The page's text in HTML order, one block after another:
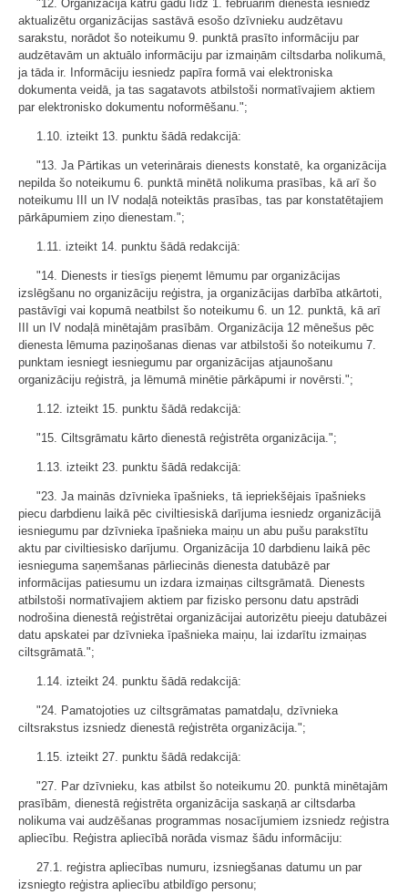
"12. Organizācija katru gadu līdz 1. februārim dienestā iesniedz
aktualizētu organizācijas sastāvā esošo dzīvnieku audzētavu
sarakstu, norādot šo noteikumu 9. punktā prasīto informāciju par
audzētavām un aktuālo informāciju par izmaiņām ciltsdarba nolikumā,
ja tāda ir. Informāciju iesniedz papīra formā vai elektroniska
dokumenta veidā, ja tas sagatavots atbilstoši normatīvajiem aktiem
par elektronisko dokumentu noformēšanu.";
1.10. izteikt 13. punktu šādā redakcijā:
"13. Ja Pārtikas un veterinārais dienests konstatē, ka organizācija
nepilda šo noteikumu 6. punktā minētā nolikuma prasības, kā arī šo
noteikumu III un IV nodaļā noteiktās prasības, tas par konstatētajiem
pārkāpumiem ziņo dienestam.";
1.11. izteikt 14. punktu šādā redakcijā:
"14. Dienests ir tiesīgs pieņemt lēmumu par organizācijas
izslēgšanu no organizāciju reģistra, ja organizācijas darbība atkārtoti,
pastāvīgi vai kopumā neatbilst šo noteikumu 6. un 12. punktā, kā arī
III un IV nodaļā minētajām prasībām. Organizācija 12 mēnešus pēc
dienesta lēmuma paziņošanas dienas var atbilstoši šo noteikumu 7.
punktam iesniegt iesniegumu par organizācijas atjaunošanu
organizāciju reģistrā, ja lēmumā minētie pārkāpumi ir novērsti.";
1.12. izteikt 15. punktu šādā redakcijā:
"15. Ciltsgrāmatu kārto dienestā reģistrēta organizācija.";
1.13. izteikt 23. punktu šādā redakcijā:
"23. Ja mainās dzīvnieka īpašnieks, tā iepriekšējais īpašnieks
piecu darbdienu laikā pēc civiltiesiskā darījuma iesniedz organizācijā
iesniegumu par dzīvnieka īpašnieka maiņu un abu pušu parakstītu
aktu par civiltiesisko darījumu. Organizācija 10 darbdienu laikā pēc
iesnieguma saņemšanas pārliecinās dienesta datubāzē par
informācijas patiesumu un izdara izmaiņas ciltsgrāmatā. Dienests
atbilstoši normatīvajiem aktiem par fizisko personu datu apstrādi
nodrošina dienestā reģistrētai organizācijai autorizētu pieeju datubāzei
datu apskatei par dzīvnieka īpašnieka maiņu, lai izdarītu izmaiņas
ciltsgrāmatā.";
1.14. izteikt 24. punktu šādā redakcijā:
"24. Pamatojoties uz ciltsgrāmatas pamatdaļu, dzīvnieka
ciltsrakstus izsniedz dienestā reģistrēta organizācija.";
1.15. izteikt 27. punktu šādā redakcijā:
"27. Par dzīvnieku, kas atbilst šo noteikumu 20. punktā minētajām
prasībām, dienestā reģistrēta organizācija saskaņā ar ciltsdarba
nolikuma vai audzēšanas programmas nosacījumiem izsniedz reģistra
apliecību. Reģistra apliecībā norāda vismaz šādu informāciju:
27.1. reģistra apliecības numuru, izsniegšanas datumu un par
izsniegto reģistra apliecību atbildīgo personu;